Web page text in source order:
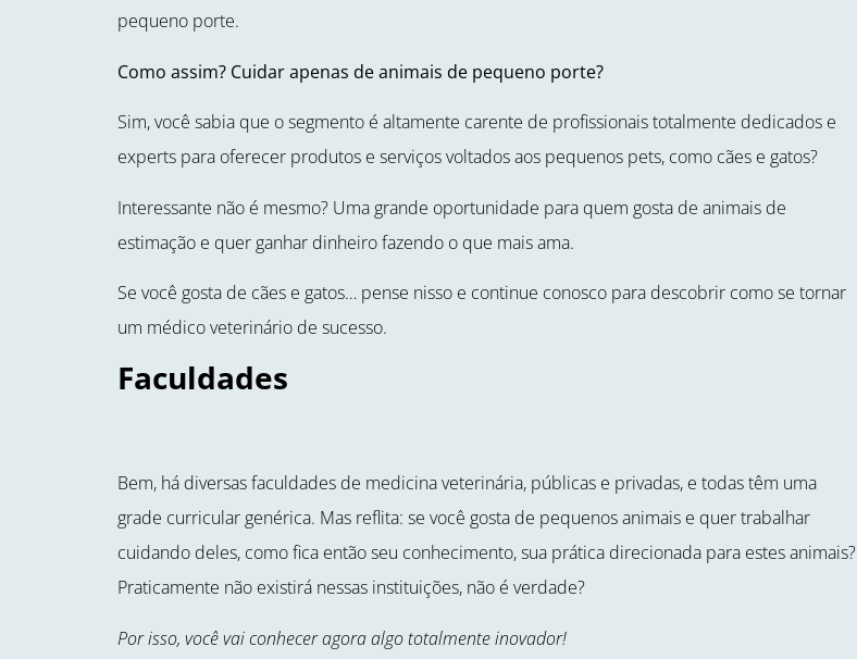
pequeno porte.
Como assim? Cuidar apenas de animais de pequeno porte?
Sim, você sabia que o segmento é altamente carente de profissionais totalmente dedicados e
experts para oferecer produtos e serviços voltados aos pequenos pets, como cães e gatos?
Interessante não é mesmo? Uma grande oportunidade para quem gosta de animais de
estimação e quer ganhar dinheiro fazendo o que mais ama.
Se você gosta de cães e gatos… pense nisso e continue conosco para descobrir como se tornar
um médico veterinário de sucesso.
Faculdades
Bem, há diversas faculdades de medicina veterinária, públicas e privadas, e todas têm uma
grade curricular genérica. Mas reflita: se você gosta de pequenos animais e quer trabalhar
cuidando deles, como fica então seu conhecimento, sua prática direcionada para estes animais?
Praticamente não existirá nessas instituições, não é verdade?
Por isso, você vai conhecer agora algo totalmente inovador!